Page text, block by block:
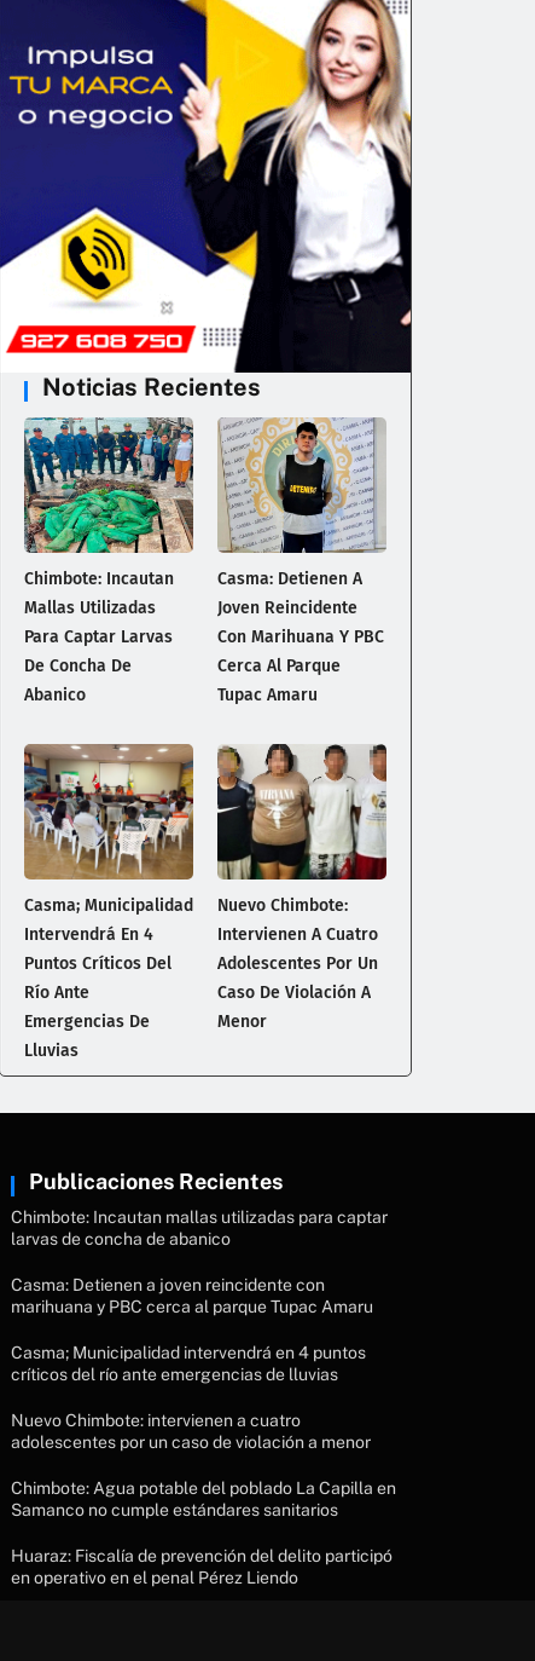
Noticias Recientes
Chimbote: Incautan
Mallas Utilizadas
Para Captar Larvas
De Concha De
Abanico
Casma: Detienen A
Joven Reincidente
Con Marihuana Y PBC
Cerca Al Parque
Tupac Amaru
Casma; Municipalidad
Intervendrá En 4
Puntos Críticos Del
Río Ante
Emergencias De
Lluvias
Nuevo Chimbote:
Intervienen A Cuatro
Adolescentes Por Un
Caso De Violación A
Menor
Publicaciones Recientes
Chimbote: Incautan mallas utilizadas para captar
larvas de concha de abanico
Casma: Detienen a joven reincidente con
marihuana y PBC cerca al parque Tupac Amaru
Casma; Municipalidad intervendrá en 4 puntos
críticos del río ante emergencias de lluvias
Nuevo Chimbote: intervienen a cuatro
adolescentes por un caso de violación a menor
Chimbote: Agua potable del poblado La Capilla en
Samanco no cumple estándares sanitarios
Huaraz: Fiscalía de prevención del delito participó
en operativo en el penal Pérez Liendo